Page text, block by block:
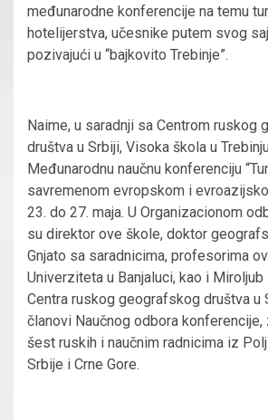
međunarodne konferencije na temu
hotelijerstva, učesnike putem svog
pozivajući u “bajkovito Trebinje”.
Naime, u saradnji sa Centrom ruskog
društva u Srbiji, Visoka škola u
Međunarodnu naučnu konferenciju
savremenom evropskom i
23. do 27. maja. U Organizacionom
su direktor ove škole, doktor
Gnjato sa saradnicima, profesorima
Univerziteta u Banjaluci, kao i
Centra ruskog geografskog društva u
članovi Naučnog odbora konferencije,
šest ruskih i naučnim radnicima iz
Srbije i Crne Gore.